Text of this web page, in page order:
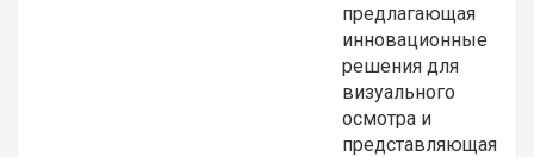
предлагающая
инновационные
решения для
визуального
осмотра и
представляющая